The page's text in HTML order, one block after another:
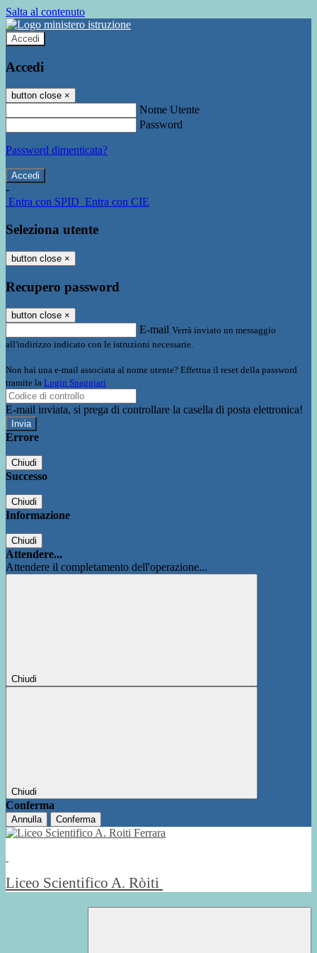
Salta al contenuto
Accedi
Accedi
button close ×
Nome Utente
Password
Password dimenticata?
-
Entra con SPID Entra con CIE
Seleziona utente
button close ×
Recupero password
button close ×
E-mail Verrà inviato un messaggio
all'indirizzo indicato con le istruzioni necessarie.
Non hai una e-mail associata al nome utente? Effettua il reset della password
tramite la Login Spaggiari
E-mail inviata, si prega di controllare la casella di posta elettronica!
Errore
Chiudi
Successo
Chiudi
Informazione
Chiudi
Attendere...
Attendere il completamento dell'operazione...
Chiudi
Chiudi
Conferma
Annulla Conferma
Liceo Scientifico A. Ròiti